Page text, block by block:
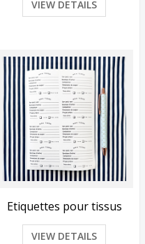
VIEW DETAILS
Etiquettes pour tissus
VIEW DETAILS